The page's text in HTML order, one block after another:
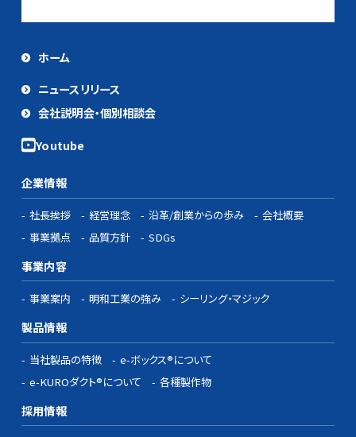
ホーム
ニュースリリース
会社説明会・個別相談会
企業情報
社長挨拶 経営理念 沿革/創業からの歩み
会社概要
事業拠点
品質方針 SDGs
事業内容
事業案内 明和工業の強み シーリング・マジック
製品情報
当社製品の特徴
e-ボックス®について
e-KUROダクト®について
各種製作物
採用情報